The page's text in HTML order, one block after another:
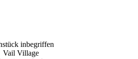
inbegriffen
Vail Village